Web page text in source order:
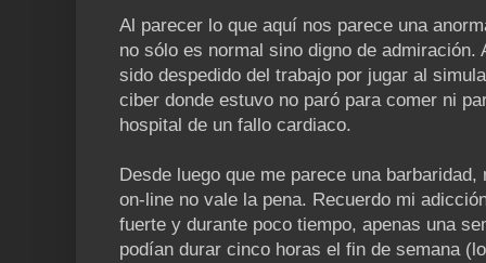
Al parecer lo que aquí nos parece una
no sólo es normal sino digno de admiración.
sido despedido del trabajo por jugar al
ciber donde estuvo no paró para comer ni
hospital de un fallo cardiaco.
Desde luego que me parece una
on-line no vale la pena. Recuerdo mi
fuerte y durante poco tiempo, apenas una
podían durar cinco horas el fin de semana